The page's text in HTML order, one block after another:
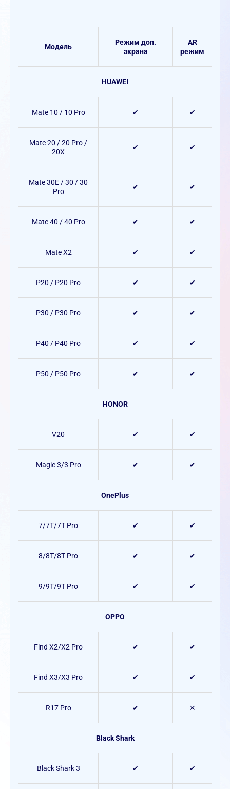
Модель
Режим доп.
экрана
AR
режим
HUAWEI
Mate 10 / 10 Pro ✔ ✔
Mate 20 / 20 Pro /
20X
✔ ✔
Mate 30E / 30 / 30
Pro
✔ ✔
Mate 40 / 40 Pro ✔ ✔
Mate X2 ✔ ✔
P20 / P20 Pro ✔ ✔
P30 / P30 Pro ✔ ✔
P40 / P40 Pro ✔ ✔
P50 / P50 Pro ✔ ✔
HONOR
V20 ✔ ✔
Magic 3/3 Pro ✔ ✔
OnePlus
7/7T/7T Pro ✔ ✔
8/8T/8T Pro ✔ ✔
9/9T/9T Pro ✔ ✔
OPPO
Find X2/X2 Pro ✔ ✔
Find X3/X3 Pro ✔ ✔
R17 Pro ✔ ✕
Black Shark
Black Shark 3 ✔ ✔